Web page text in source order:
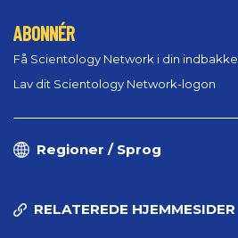
ABONNÉR
Få Scientology Network i din indbakke
Lav dit Scientology Network-logon
Regioner / Sprog
RELATEREDE HJEMMESIDER